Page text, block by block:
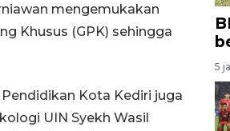
mengemukakan
Khusus (GPK) sehingga
Kota Kediri juga
UIN Syekh Wasil
5